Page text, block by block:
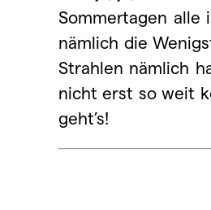
Sommertagen alle
nämlich die
Strahlen nämlich
nicht erst so weit
geht’s!